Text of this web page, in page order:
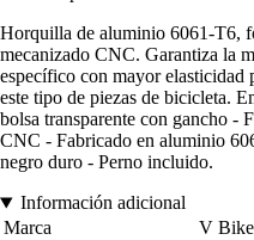
Horquilla de aluminio 6061-T6,
mecanizado CNC. Garantiza la
específico con mayor elasticidad
este tipo de piezas de bicicleta.
bolsa transparente con gancho -
CNC - Fabricado en aluminio
negro duro - Perno incluido.
Información adicional
Marca
V Bike